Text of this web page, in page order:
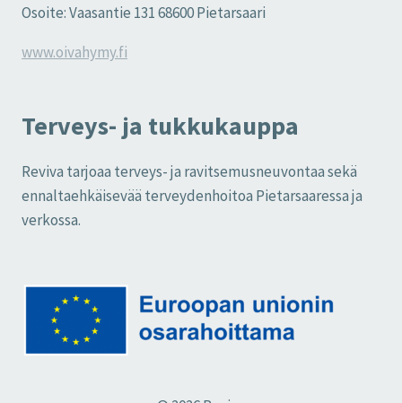
Osoite: Vaasantie 131 68600 Pietarsaari
www.oivahymy.fi
Terveys- ja tukkukauppa
Reviva tarjoaa terveys- ja ravitsemusneuvontaa sekä
ennaltaehkäisevää terveydenhoitoa Pietarsaaressa ja
verkossa.